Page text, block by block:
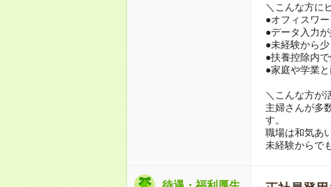
＼こんな方に
●オフィスワ
●データ入力
●未経験から
●扶養控除内
●家庭や学業
＼こんな方が
主婦さんが多
す。
職場は和気あ
未経験からで